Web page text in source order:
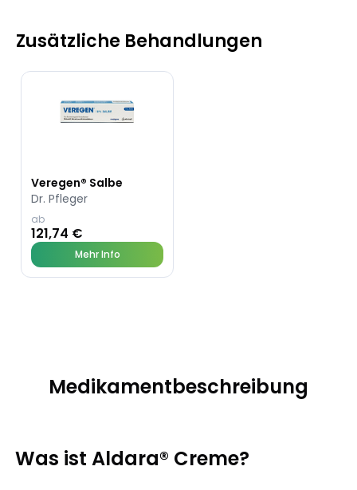
Zusätzliche Behandlungen
Veregen® Salbe
Dr. Pfleger
ab
121,74 €
Mehr Info
Medikamentbeschreibung
Was ist Aldara® Creme?